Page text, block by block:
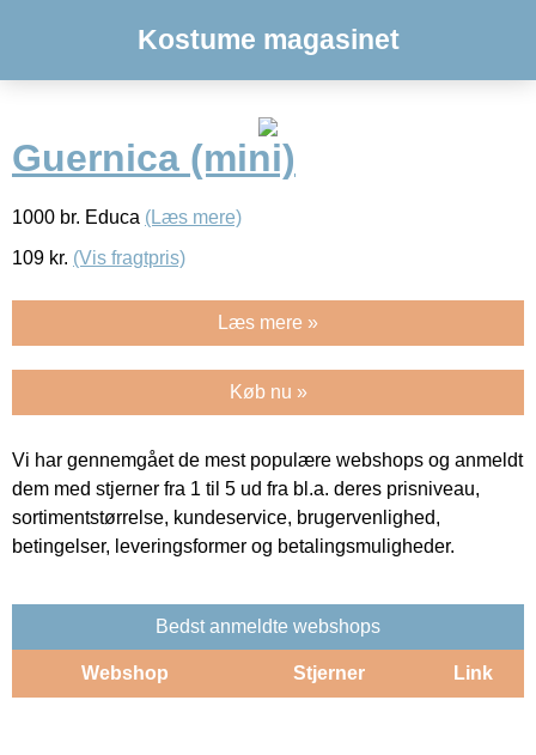
Kostume magasinet
Guernica (mini)
1000 br. Educa (Læs mere)
109 kr. (Vis fragtpris)
Læs mere »
Køb nu »
Vi har gennemgået de mest populære webshops og anmeldt
dem med stjerner fra 1 til 5 ud fra bl.a. deres prisniveau,
sortimentstørrelse, kundeservice, brugervenlighed,
betingelser, leveringsformer og betalingsmuligheder.
Bedst anmeldte webshops
Webshop Stjerner Link